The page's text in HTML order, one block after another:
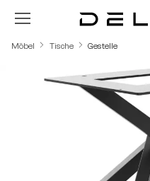
Zum Hauptinhalt springen
Möbel Tische Gestelle
Bildergalerie überspringen